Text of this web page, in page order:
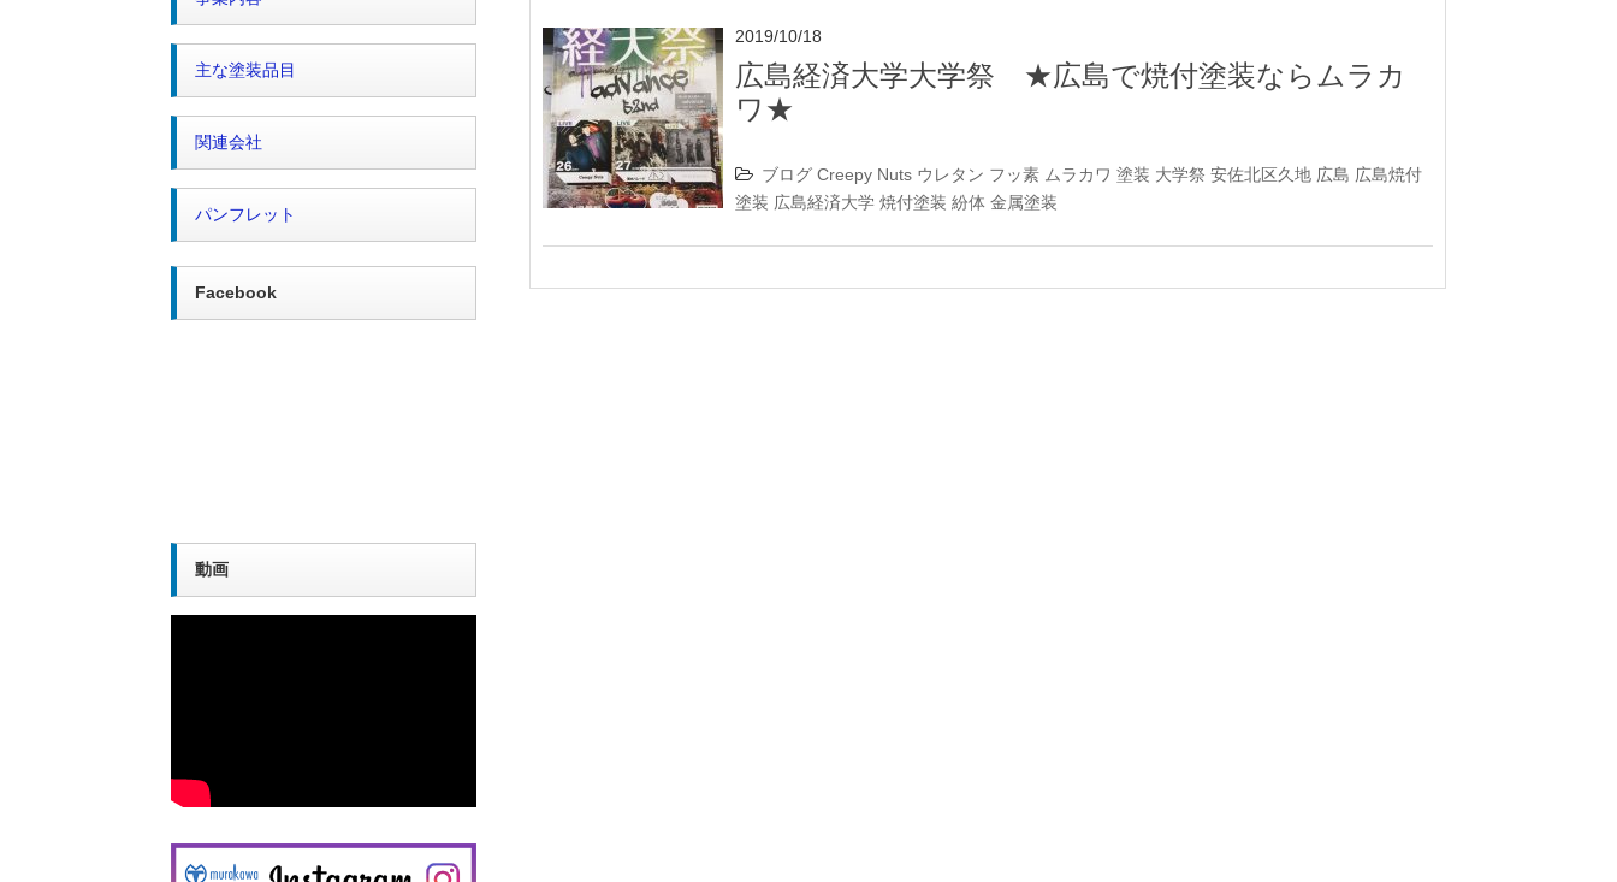
2019/10/18
広島経済大学大学祭 ★広島で焼付塗装ならムラカ
ワ★
ブログ Creepy Nuts ウレタン フッ素 ムラカワ 塗装 大学祭 安佐北区久地 広島 広島焼付
塗装 広島経済大学 焼付塗装 紛体 金属塗装
主な塗装品目
関連会社
パンフレット
Facebook
動画